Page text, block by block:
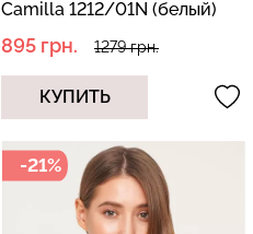
Camilla 1212/01N (белый)
895 грн. 1279 грн.
КУПИТЬ
-21%